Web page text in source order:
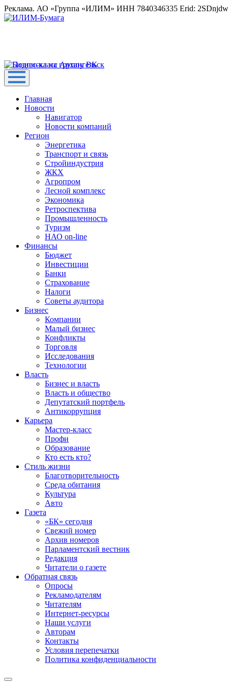
Реклама. АО «Группа «ИЛИМ» ИНН 7840346335 Erid:
Главная
Новости
Навигатор
Новости компаний
Регион
Энергетика
Транспорт и связь
Стройиндустрия
ЖКХ
Агропром
Лесной комплекс
Экономика
Ретроспектива
Промышленность
Туризм
НАО on-line
Финансы
Бюджет
Инвестиции
Банки
Страхование
Налоги
Советы аудитора
Бизнес
Компании
Малый бизнес
Конфликты
Торговля
Исследования
Технологии
Власть
Бизнес и власть
Власть и общество
Депутатский портфель
Антикоррупция
Карьера
Мастер-класс
Профи
Образование
Кто есть кто?
Стиль жизни
Благотворительность
Среда обитания
Культура
Авто
Газета
«БК» сегодня
Свежий номер
Архив номеров
Парламентский вестник
Редакция
Читатели о газете
Обратная связь
Опросы
Рекламодателям
Читателям
Интернет-ресурсы
Наши услуги
Авторам
Контакты
Условия перепечатки
Политика конфиденциальности